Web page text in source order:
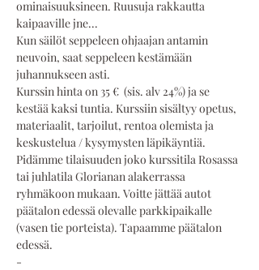
ominaisuuksineen. Ruusuja rakkautta
kaipaaville jne...
Kun säilöt seppeleen ohjaajan antamin
neuvoin, saat seppeleen kestämään
juhannukseen asti.
Kurssin hinta on 35 €  (sis. alv 24%) ja se
kestää kaksi tuntia. Kurssiin sisältyy opetus,
materiaalit, tarjoilut, rentoa olemista ja
keskustelua / kysymysten läpikäyntiä.
Pidämme tilaisuuden joko kurssitila Rosassa
tai juhlatila Glorianan alakerrassa
ryhmäkoon mukaan. Voitte jättää autot
päätalon edessä olevalle parkkipaikalle
(vasen tie porteista). Tapaamme päätalon
edessä.
-